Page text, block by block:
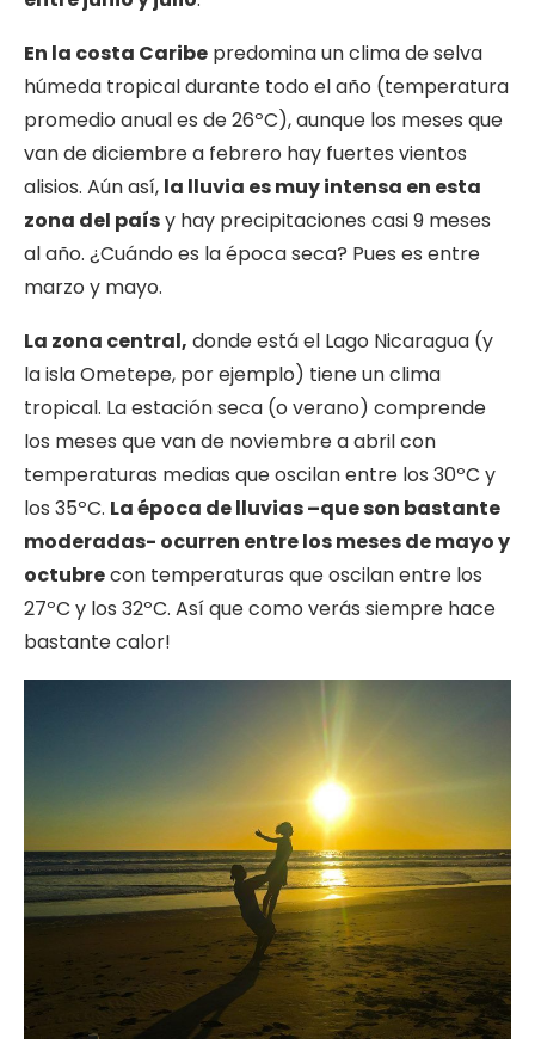
En la costa Caribe predomina un clima de selva
húmeda tropical durante todo el año (temperatura
promedio anual es de 26ºC), aunque los meses que
van de diciembre a febrero hay fuertes vientos
alisios. Aún así, la lluvia es muy intensa en esta
zona del paísy hay precipitaciones casi 9 meses
al año. ¿Cuándo es la época seca? Pues es entre
marzo y mayo.
La zona central, donde está el Lago Nicaragua (y
la isla Ometepe, por ejemplo) tiene un clima
tropical. La estación seca (o verano) comprende
los meses que van de noviembre a abril con
temperaturas medias que oscilan entre los 30ºC y
los 35ºC. La época de lluvias –que son bastante
moderadas- ocurren entre los meses de mayo y
octubrecon temperaturas que oscilan entre los
27ºC y los 32ºC. Así que como verás siempre hace
bastante calor!